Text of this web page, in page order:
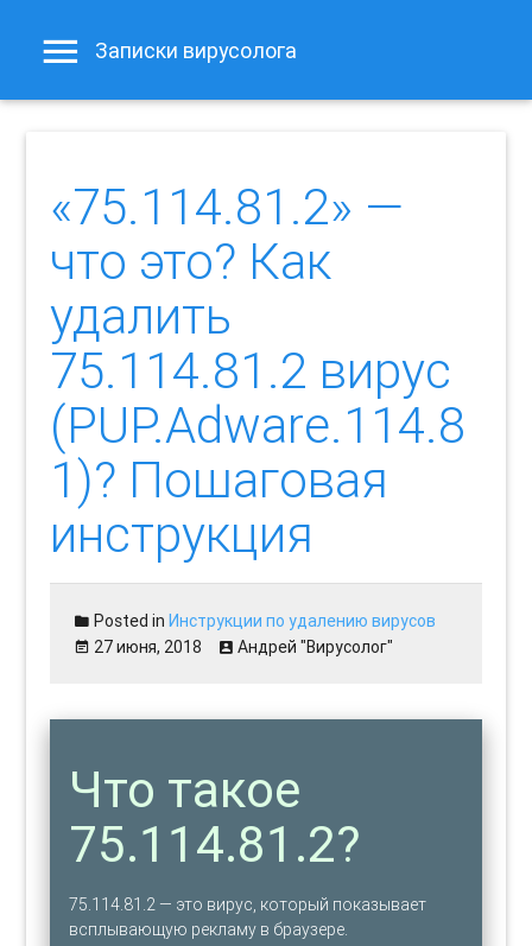
Записки вирусолога
«75.114.81.2» —
что это? Как
удалить
75.114.81.2 вирус
(PUP.Adware.114.8
1)? Пошаговая
инструкция
Posted inИнструкции по удалению вирусов
27 июня, 2018
Андрей "Вирусолог"
Что такое
75.114.81.2?
75.114.81.2 — это вирус, который показывает
всплывающую рекламу в браузере.